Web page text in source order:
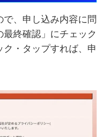
、申し込み内容に問
終確認」にチェック
ク・タップすれば、申